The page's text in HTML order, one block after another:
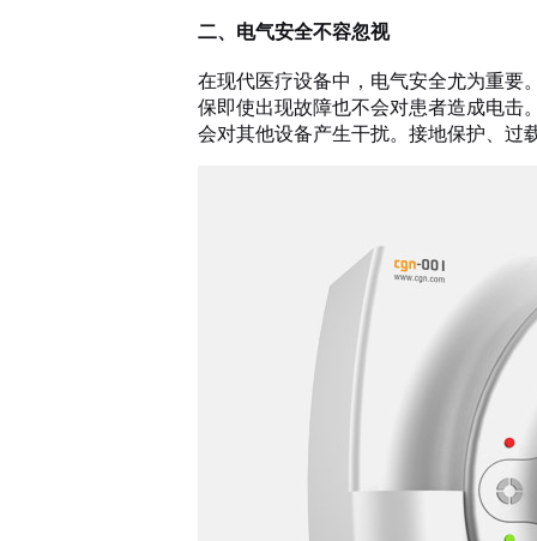
二、电气安全不容忽视
在现代医疗设备中，电气安全尤为重要
保即使出现故障也不会对患者造成电击
会对其他设备产生干扰。接地保护、过